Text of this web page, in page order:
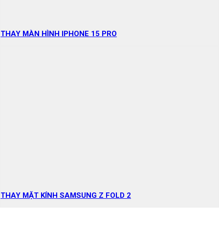
THAY MÀN HÌNH IPHONE 15 PRO
THAY MẶT KÍNH SAMSUNG Z FOLD 2